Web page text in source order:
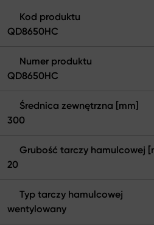
Kod produktu
QD8650HC
Numer produktu
QD8650HC
Średnica zewnętrzna [mm]
300
Grubość tarczy hamulcowej
20
Typ tarczy hamulcowej
wentylowany